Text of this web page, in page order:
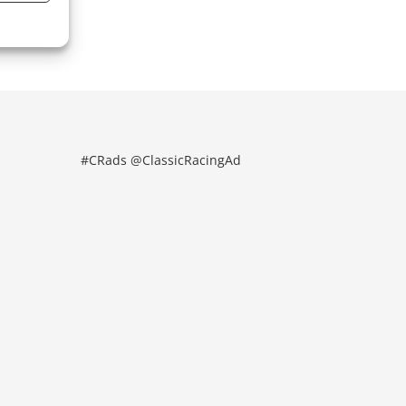
#CRads @ClassicRacingAd